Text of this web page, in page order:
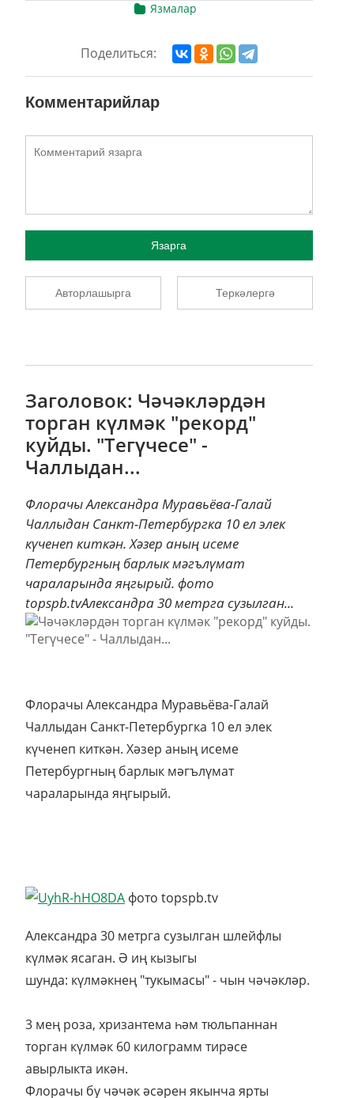
Язмалар
Поделиться:
Комментарийлар
Язарга
Авторлашырга Теркәлергә
Заголовок: Чәчәкләрдән
торган күлмәк "рекорд"
куйды. "Тегүчесе" -
Чаллыдан...
Флорачы Александра Муравьёва-Галай
Чаллыдан Санкт-Петербургка 10 ел элек
күченеп киткән. Хәзер аның исеме
Петербургның барлык мәгълүмат
чараларында яңгырый. фото
topspb.tvАлександра 30 метрга сузылган...
Флорачы Александра Муравьёва-Галай
Чаллыдан Санкт-Петербургка 10 ел элек
күченеп киткән. Хәзер аның исеме
Петербургның барлык мәгълүмат
чараларында яңгырый.
фото topspb.tv
Александра 30 метрга сузылган шлейфлы
күлмәк ясаган. Ә иң кызыгы
шунда: күлмәкнең "тукымасы" - чын чәчәкләр.
3 мең роза, хризантема һәм тюльпаннан
торган күлмәк 60 килограмм тирәсе
авырлыкта икән.
Флорачы бу чәчәк әсәрен якынча ярты